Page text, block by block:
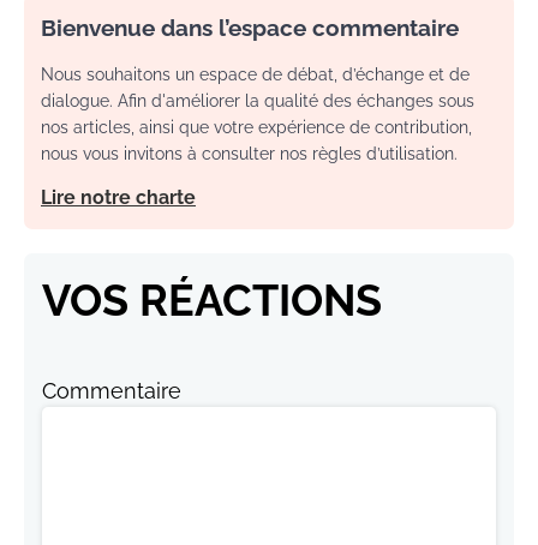
Bienvenue dans l’espace commentaire
Nous souhaitons un espace de débat, d’échange et de
dialogue. Afin d'améliorer la qualité des échanges sous
nos articles, ainsi que votre expérience de contribution,
nous vous invitons à consulter nos règles d’utilisation.
Lire notre charte
VOS RÉACTIONS
Commentaire